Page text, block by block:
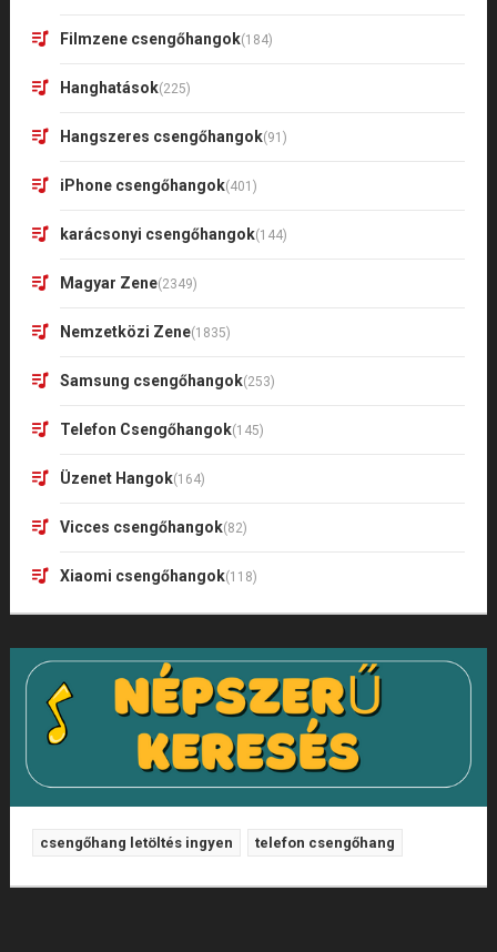
Filmzene csengőhangok(184)
Hanghatások(225)
Hangszeres csengőhangok(91)
iPhone csengőhangok(401)
karácsonyi csengőhangok(144)
Magyar Zene(2349)
Nemzetközi Zene(1835)
Samsung csengőhangok(253)
Telefon Csengőhangok(145)
Üzenet Hangok(164)
Vicces csengőhangok(82)
Xiaomi csengőhangok(118)
csengőhang letöltés ingyen telefon csengőhang